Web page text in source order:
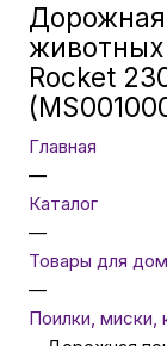
Rocket
Главная
—
Каталог
—
Товары для
—
Поилки, миски,